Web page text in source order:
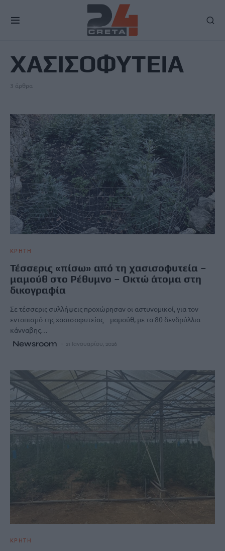
ΧΑΣΙΣΟΦΥΤΕΙΑ
3 άρθρα
ΚΡΗΤΗ
Τέσσερις «πίσω» από τη χασισοφυτεία –
μαμούθ στο Ρέθυμνο – Οκτώ άτομα στη
δικογραφία
Σε τέσσερις συλλήψεις προχώρησαν οι αστυνομικοί, για τον
εντοπισμό της χασισοφυτείας – μαμούθ, με τα 80 δενδρύλλια
κάνναβης…
Newsroom 21 Ιανουαρίου, 2026
ΚΡΗΤΗ